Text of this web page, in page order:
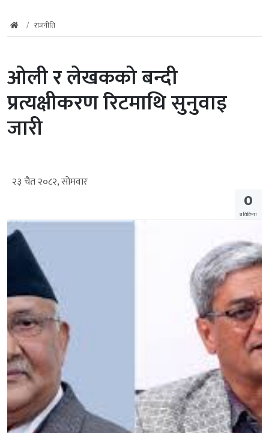
राजनीति
ओली र लेखकको बन्दी
प्रत्यक्षीकरण रिटमाथि सुनुवाइ
जारी
२३ चैत २०८२, सोमवार
0
प्रतिक्रिया